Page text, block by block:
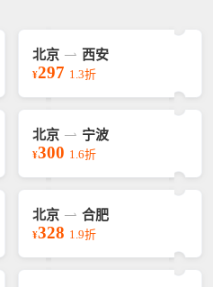
北京 西安
¥297 1.3折
北京 宁波
¥300 1.6折
北京 合肥
¥328 1.9折